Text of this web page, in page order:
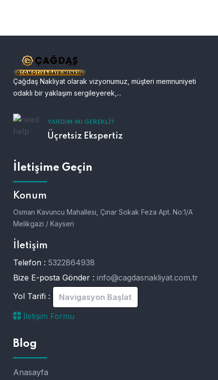
Çağdaş Nakliyat olarak vizyonumuz, müşteri memnuniyeti
odaklı bir yaklaşım sergileyerek,...
YARDIM MI GEREKLI?
Üçretsiz Ekspertiz
İletişime Geçin
Konum
Osman Kavuncu Mahallesi, Çınar Sokak Feza Apt. No:1/A
Melikgazi / Kayseri
İletişim
Telefon : 5322864938
Bize E-posta Gönder : info@cagdasnakliyat.com.tr
Yol Tarifi :
Navigasyon Başlat
İletişim Formu
Blog
Anasayfa